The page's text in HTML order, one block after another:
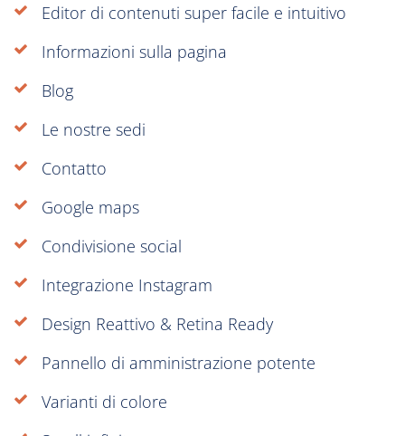
Editor di contenuti super facile e intuitivo
Informazioni sulla pagina
Blog
Le nostre sedi
Contatto
Google maps
Condivisione social
Integrazione Instagram
Design Reattivo & Retina Ready
Pannello di amministrazione potente
Varianti di colore